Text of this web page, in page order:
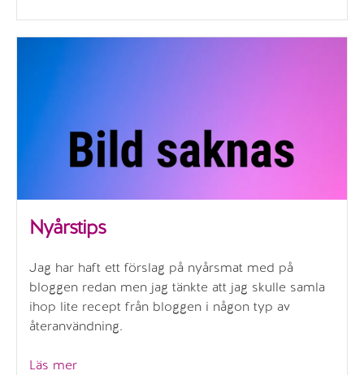
Nyårstips
Jag har haft ett förslag på nyårsmat med på
bloggen redan men jag tänkte att jag skulle samla
ihop lite recept från bloggen i någon typ av
återanvändning.
Läs mer”Nyårstips”